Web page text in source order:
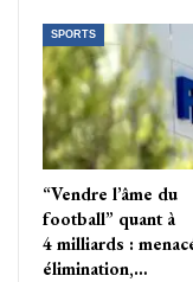
SPORTS
“Vendre l’âme du
football” quant à
4 milliards :
élimination,…